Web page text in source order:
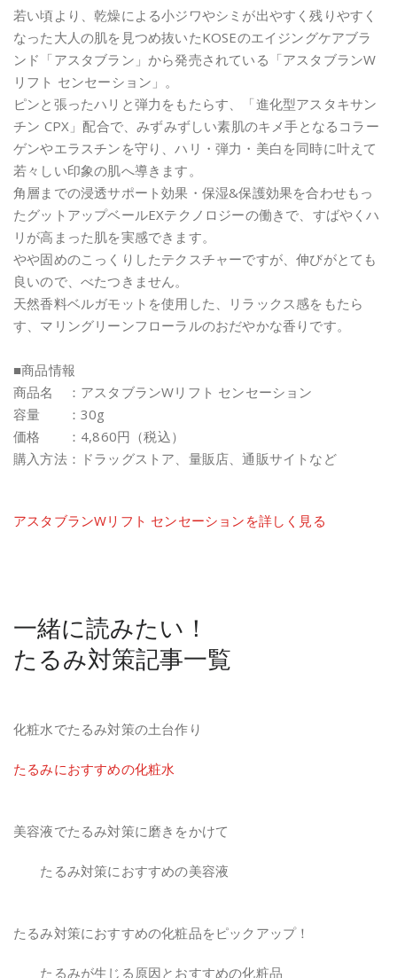
若い頃より、乾燥による小ジワやシミが出やすく残りやすく
なった大人の肌を見つめ抜いたKOSEのエイジングケアブラ
ンド「アスタブラン」から発売されている「アスタブランW
リフト センセーション」。
ピンと張ったハリと弾力をもたらす、「進化型アスタキサン
チン CPX」配合で、みずみずしい素肌のキメ手となるコラー
ゲンやエラスチンを守り、ハリ・弾力・美白を同時に叶えて
若々しい印象の肌へ導きます。
角層までの浸透サポート効果・保湿&保護効果を合わせもっ
たグットアップベールEXテクノロジーの働きで、すばやくハ
リが高まった肌を実感できます。
やや固めのこっくりしたテクスチャーですが、伸びがとても
良いので、べたつきません。
天然香料ベルガモットを使用した、リラックス感をもたら
す、マリングリーンフローラルのおだやかな香りです。
■商品情報
商品名 ：アスタブランWリフト センセーション
容量 ：30g
価格 ：4,860円（税込）
購入方法：ドラッグストア、量販店、通販サイトなど
アスタブランWリフト センセーションを詳しく見る
一緒に読みたい！
たるみ対策記事一覧
化粧水でたるみ対策の土台作り
たるみにおすすめの化粧水
美容液でたるみ対策に磨きをかけて
たるみ対策におすすめの美容液
たるみ対策におすすめの化粧品をピックアップ！
たるみが生じる原因とおすすめの化粧品